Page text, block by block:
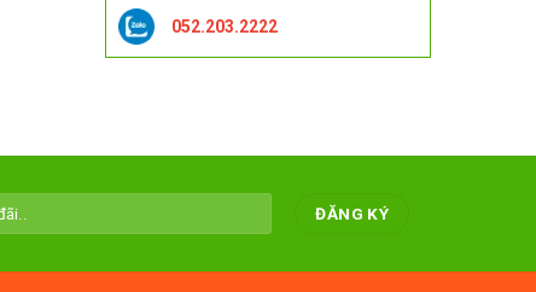
052.203.2222